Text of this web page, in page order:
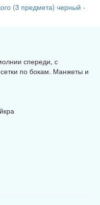
спереди, с
по бокам. Манжеты и